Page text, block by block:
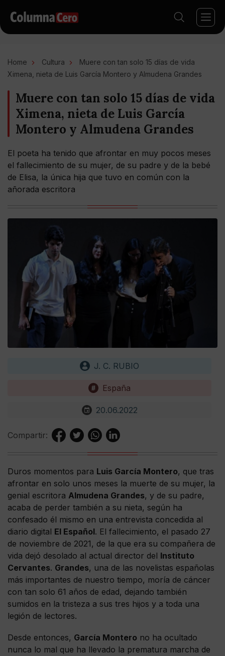
Home Cultura
Muere con tan solo 15 días de vida
Ximena, nieta de Luis García Montero y Almudena Grandes
Muere con tan solo 15 días de vida
Ximena, nieta de Luis García
Montero y Almudena Grandes
El poeta ha tenido que afrontar en muy pocos meses
el fallecimiento de su mujer, de su padre y de la bebé
de Elisa, la única hija que tuvo en común con la
añorada escritora
J. C. RUBIO
España
20.06.2022
Compartir:
Duros momentos para Luis García Montero, que tras
afrontar en solo unos meses la muerte de su mujer, la
genial escritora Almudena Grandes, y de su padre,
acaba de perder también a su nieta, según ha
confesado él mismo en una entrevista concedida al
diario digital El Español. El fallecimiento, el pasado 27
de noviembre de 2021, de la que era su compañera de
vida dejó desolado al actual director del Instituto
Cervantes. Grandes, una de las novelistas españolas
más importantes de nuestro tiempo, moría de cáncer
con tan solo 61 años de edad, dejando también
sumidos en la tristeza a sus tres hijos y a toda una
legión de lectores.
Desde entonces, García Montero no ha ocultado
nunca lo mal que ha llevado la prematura marcha de